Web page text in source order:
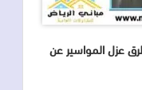
عزل المواسير عن